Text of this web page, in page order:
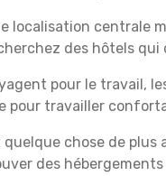
localisation centrale
des hôtels
pour le travail,
pour travailler
quelque chose de
des